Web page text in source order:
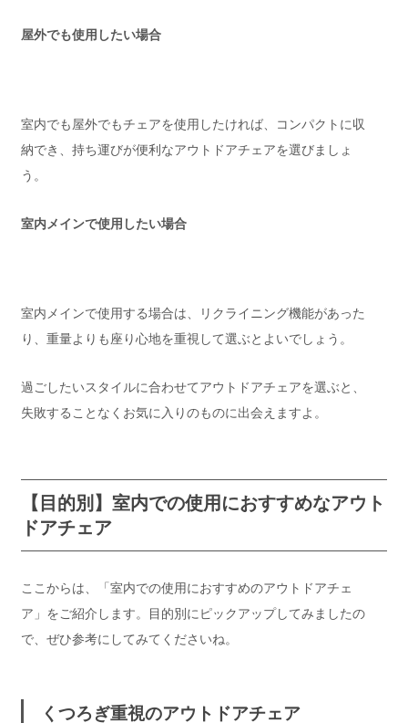
屋外でも使用したい場合
室内でも屋外でもチェアを使用したければ、コンパクトに収
納でき、持ち運びが便利なアウトドアチェアを選びましょ
う。
室内メインで使用したい場合
室内メインで使用する場合は、リクライニング機能があった
り、重量よりも座り心地を重視して選ぶとよいでしょう。
過ごしたいスタイルに合わせてアウトドアチェアを選ぶと、
失敗することなくお気に入りのものに出会えますよ。
【目的別】室内での使用におすすめなアウト
ドアチェア
ここからは、「室内での使用におすすめのアウトドアチェ
ア」をご紹介します。目的別にピックアップしてみましたの
で、ぜひ参考にしてみてくださいね。
くつろぎ重視のアウトドアチェア